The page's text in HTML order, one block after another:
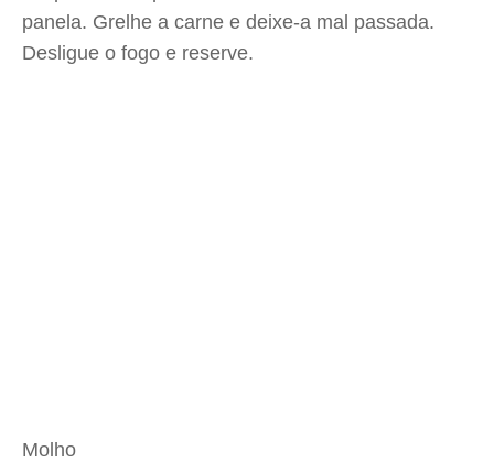
panela. Grelhe a carne e deixe-a mal passada.
Desligue o fogo e reserve.
Molho